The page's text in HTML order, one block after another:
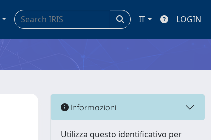
IT LOGIN
Informazioni
Utilizza questo identificativo per